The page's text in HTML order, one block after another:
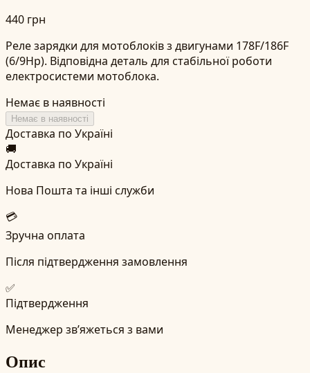
440 грн
Реле зарядки для мотоблоків з двигунами 178F/186F
(6/9Hp). Відповідна деталь для стабільної роботи
електросистеми мотоблока.
Немає в наявності
Немає в наявності
Доставка по Україні
🚚
Доставка по Україні
Нова Пошта та інші служби
💳
Зручна оплата
Після підтвердження замовлення
✅
Підтвердження
Менеджер зв’яжеться з вами
Опис